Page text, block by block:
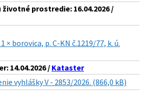
prostredie: 16.04.2026 /
× borovica, p. C-KN č.1219/77, k. ú.
14.04.2026 / Kataster
vyhlášky V - 2853/2026. (866,0 kB)